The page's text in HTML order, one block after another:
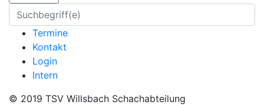
Termine
Kontakt
Login
Intern
© 2019 TSV Willsbach Schachabteilung